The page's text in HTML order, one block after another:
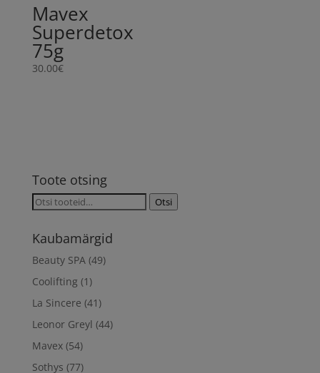
Mavex
Superdetox
75g
30.00€
Toote otsing
Otsi: Otsi
Kaubamärgid
Beauty SPA (49)
Coolifting (1)
La Sincere (41)
Leonor Greyl (44)
Mavex (54)
Sothys (77)